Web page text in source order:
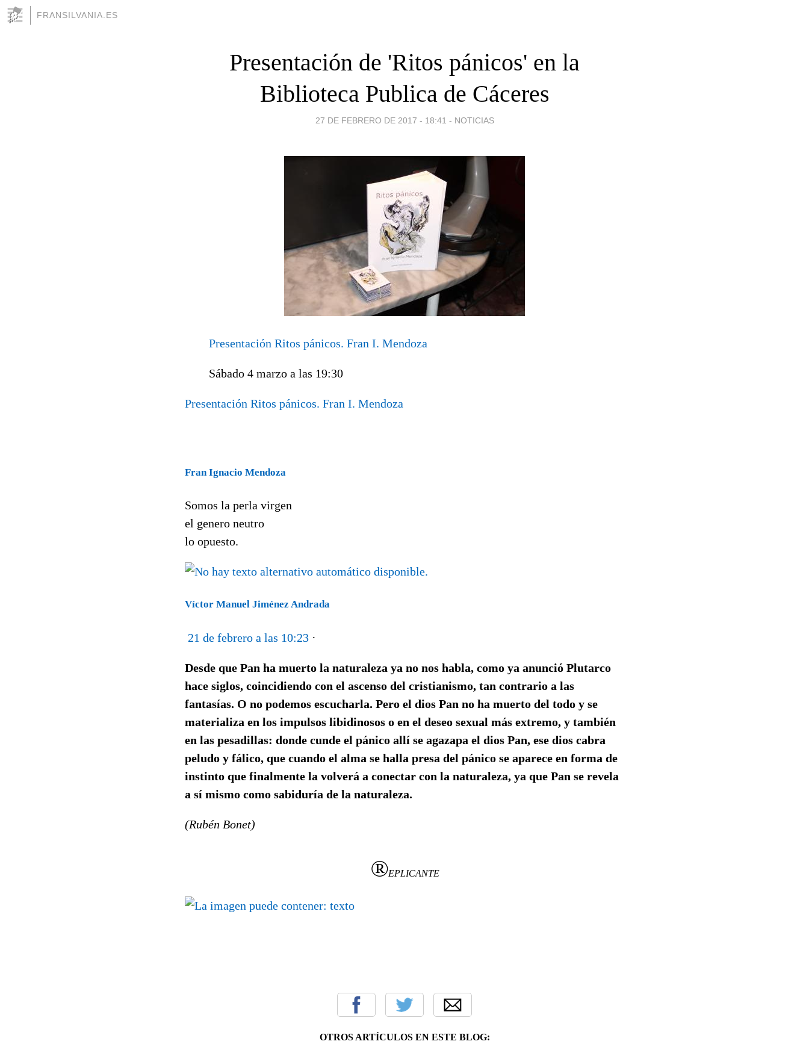
FRANSILVANIA.ES
Presentación de 'Ritos pánicos' en la
Biblioteca Publica de Cáceres
27 DE FEBRERO DE 2017 - 18:41 - NOTICIAS
Presentación Ritos pánicos. Fran I. Mendoza
Sábado 4 marzo a las 19:30
Presentación Ritos pánicos. Fran I. Mendoza
Fran Ignacio Mendoza
Somos la perla virgen
el genero neutro
lo opuesto.
Víctor Manuel Jiménez Andrada
21 de febrero a las 10:23 ·
Desde que Pan ha muerto la naturaleza ya no nos habla, como ya anunció Plutarco
hace siglos, coincidiendo con el ascenso del cristianismo, tan contrario a las
fantasías. O no podemos escucharla. Pero el dios Pan no ha muerto del todo y se
materializa en los impulsos libidinosos o en el deseo sexual más extremo, y también
en las pesadillas: donde cunde el pánico allí se agazapa el dios Pan, ese dios cabra
peludo y fálico, que cuando el alma se halla presa del pánico se aparece en forma de
instinto que finalmente la volverá a conectar con la naturaleza, ya que Pan se revela
a sí mismo como sabiduría de la naturaleza.
(Rubén Bonet)
®EPLICANTE
OTROS ARTÍCULOS EN ESTE BLOG: